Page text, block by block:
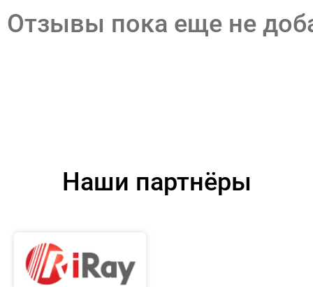
Отзывы пока еще не
Наши партнёры